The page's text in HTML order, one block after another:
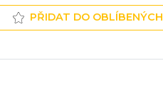
PŘIDAT DO OBLÍBENÝCH